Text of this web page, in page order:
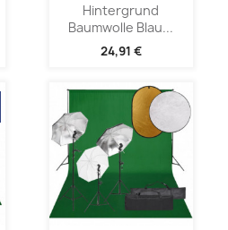
Hintergrund
Baumwolle Blau...
24,91 €